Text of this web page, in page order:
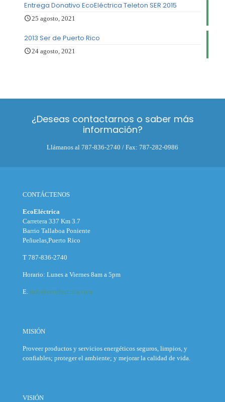
Entrega Donativo EcoEléctrica Teleton SER 2015
25 agosto, 2021
2013 Ser de Puerto Rico
24 agosto, 2021
¿Deseas contactarnos o saber más
información?
Llámanos al 787-836-2740 / Fax: 787-282-0986
CONTÁCTENOS
EcoEléctrica
Carretera 337 Km 3.7
Barrio Tallaboa Poniente
Peñuelas,Puerto Rico
T 787-836-2740
Horario: Lunes a Viernes 8am a 5pm
E. info@ecoelectrica.com
MISIÓN
Proveer productos y servicios energéticos seguros, limpios, y
confiables; proteger el ambiente; y mejorar la calidad de vida.
VISIÓN